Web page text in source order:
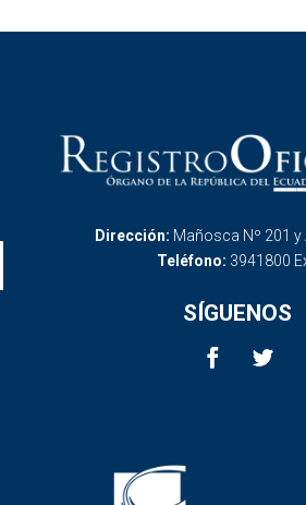
Dirección: Mañosca Nº 201 y
Teléfono: 3941800
SÍGUENOS